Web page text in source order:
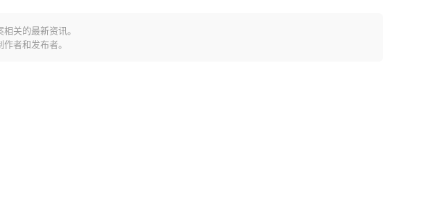
关的最新资讯。
者和发布者。